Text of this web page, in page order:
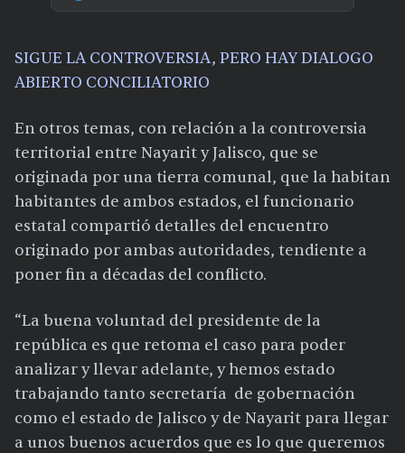
SIGUE LA CONTROVERSIA, PERO HAY DIALOGO
ABIERTO CONCILIATORIO
En otros temas, con relación a la controversia
territorial entre Nayarit y Jalisco, que se
originada por una tierra comunal, que la habitan
habitantes de ambos estados, el funcionario
estatal compartió detalles del encuentro
originado por ambas autoridades, tendiente a
poner fin a décadas del conflicto.
“La buena voluntad del presidente de la
república es que retoma el caso para poder
analizar y llevar adelante, y hemos estado
trabajando tanto secretaría de gobernación
como el estado de Jalisco y de Nayarit para llegar
a unos buenos acuerdos que es lo que queremos